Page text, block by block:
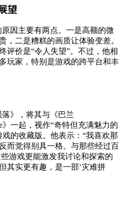
望
因主要有两点。一是高额的微
，二是糟糕的画质让体验变差。
评价是“令人失望”。不过，他相
玩家，特别是游戏的跨平台和丰
》，将其与《巴兰
》一起，视作“奇特但充满魅力的
的收藏版。他表示：“我喜欢那
而觉得别具一格。与那些经过百
游戏更能激发我讨论和探索的
其实更有趣，是一部‘灾难拼